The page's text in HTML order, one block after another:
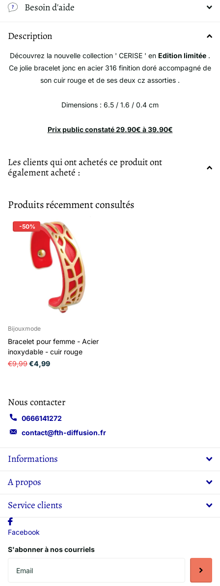
Besoin d'aide
Description
Découvrez la nouvelle collection ' CERISE ' en Edition limitée .
Ce jolie bracelet jonc en acier 316 finition doré accompagné de
son cuir rouge et de ses deux cz assorties .
Dimensions : 6.5 / 1.6 / 0.4 cm
Prix public constaté 29.90€ à 39.90€
Les clients qui ont achetés ce produit ont
également acheté :
Produits récemment consultés
-50%
Bijouxmode
Bracelet pour femme - Acier
inoxydable - cuir rouge
€9,99€4,99
Informations
A propos
Service clients
Nous contacter
0666141272
contact@fth-diffusion.fr
Facebook
S'abonner à nos courriels